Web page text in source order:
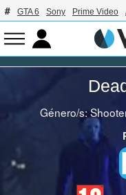
GTA 6 Sony Prime Video
Género/s: